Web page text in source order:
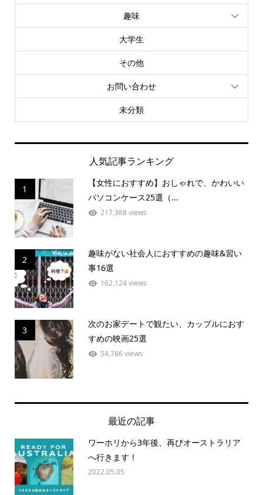
趣味
大学生
その他
お問い合わせ
未分類
人気記事ランキング
1
【女性におすすめ】おしゃれで、かわいい
パソコンケース25選（...
217,388 views
2
趣味がない社会人におすすめの趣味&習い
事16選
162,124 views
3
次のお家デートで観たい、カップルにおす
すめの映画25選
54,786 views
最近の記事
ワーホリから3年後、再びオーストラリア
へ行きます！
2022.05.05